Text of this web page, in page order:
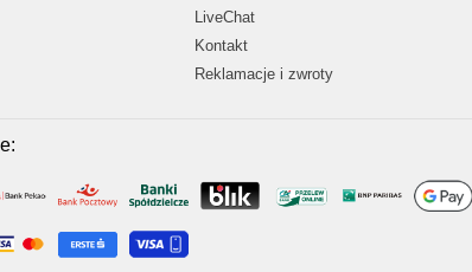
LiveChat
Kontakt
Reklamacje i zwroty